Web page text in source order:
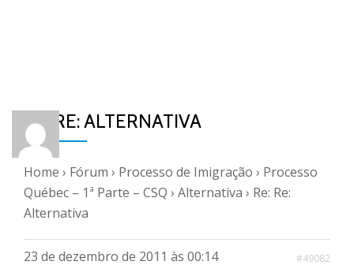
RE: RE: ALTERNATIVA
Home › Fórum › Processo de Imigração › Processo
Québec – 1ª Parte – CSQ › Alternativa › Re: Re:
Alternativa
23 de dezembro de 2011 às 00:14 #49082